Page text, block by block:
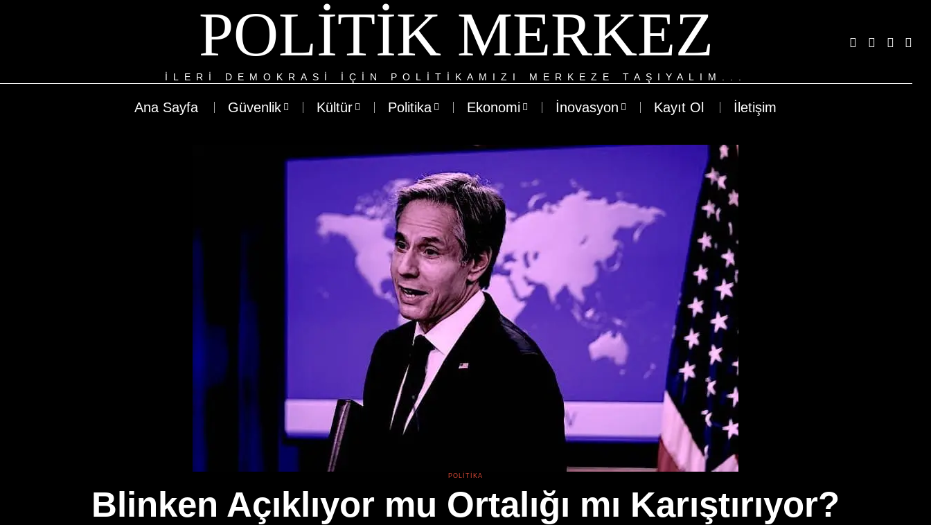
POLITIK MERKEZ
ILERI DEMOKRASI IÇIN POLITIKAMIZI MERKEZE TAŞIYALIM...
Ana Sayfa Güvenlik Kültür Politika Ekonomi İnovasyon Kayıt Ol İletişim
POLITIKA
Blinken Açıklıyor mu Ortalığı mı Karıştırıyor?